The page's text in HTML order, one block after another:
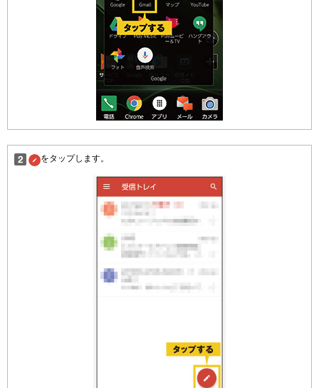
をタップします。